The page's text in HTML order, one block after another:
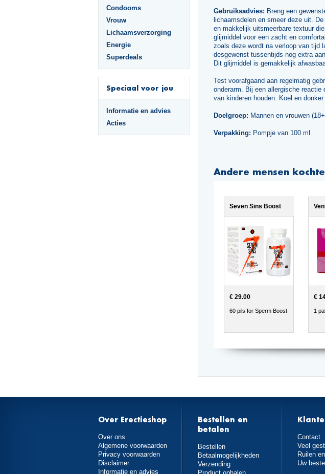
Condooms
Vrouw
Lichaamsverzorging
Energie
Superdeals
Speciaal voor jou
Informatie en advies
Acties
Gebruiksadvies: Breng een
lichaamsdelen en smeer deze uit.
en makkelijk uitsmeerbare textuur
glijmiddel voor een zacht en
zoals deze wordt na verloop van tijd
desgewenst tussentijds nog extra
Dit glijmiddel is gemakkelijk
Test voorafgaand aan regelmatig
onderarm. Bij een allergische
van kinderen houden. Koel en donker
Doelgroep: Mannen en vrouwen
Verpakking: Pompje van 100 ml
Andere mensen
Seven Sins Boost
€ 29.00
60 pils for Sperm Boost
€
1
Over Erectieshop
Over ons
Algemene voorwaarden
Privacy voorwaarden
Disclaimer
Informatie en advies
Bestellen en
betalen
Bestellen
Betaalmogelijkheden
Verzending
Contact
Veel
Ruilen
Uw